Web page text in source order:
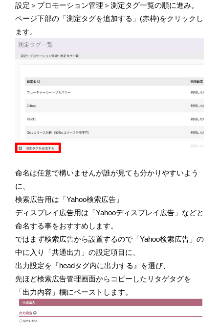
設定＞プロモーション管理＞測定タグ一覧の順に進み。
ページ下部の「測定タグを追加する」(赤枠)をクリックし
ます。
命名は任意で構いませんが誰が見ても分かりやすいよう
に、
検索広告用は「Yahoo検索広告」
ディスプレイ広告用は「Yahooディスプレイ広告」などと
命名する事をおすすめします。
ではまず検索広告から設置するので「Yahoo検索広告」の
中に入り「共通出力」の設定項目に、
出力設定を『headタグ内に出力する』を選び、
先ほど検索広告管理画面からコピーしたリタゲタグを
「出力内容」欄にペーストします。